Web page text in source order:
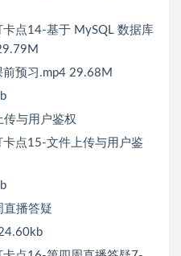
点14-基于 MySQL 数据库
预习.mp4 29.68M
与用户鉴权
点15-文件上传与用户鉴
直播答疑